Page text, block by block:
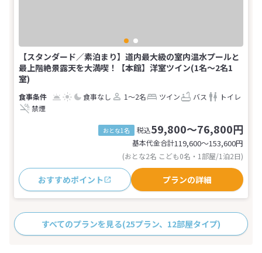
【スタンダード／素泊まり】道内最大級の室内温水プールと
最上階絶景露天を大満喫！【本館】洋室ツイン(1名～2名1
室)
食事なし 1～2名 ツイン バス
トイレ
禁煙
おとな1名 税込59,800～76,800円
基本代金合計119,600〜153,600円
(おとな2名 こども0名・1部屋/1泊2日)
おすすめポイント プランの詳細
すべてのプランを見る(25プラン、12部屋タイプ)